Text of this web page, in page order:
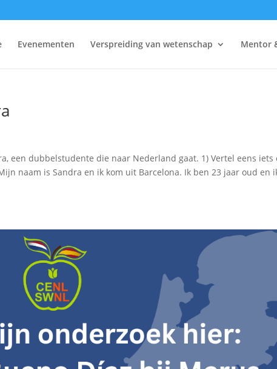
Evenementen Verspreiding van wetenschap Mentor
een dubbelstudente die naar Nederland gaat. 1) Vertel eens iets
naam is Sandra en ik kom uit Barcelona. Ik ben 23 jaar oud en